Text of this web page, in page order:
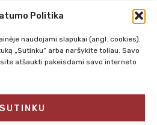
Politika
naudojami slapukai (angl. cookies).
„Sutinku“ arba naršykite toliau. Savo
atšaukti pakeisdami savo interneto
SUTINKU